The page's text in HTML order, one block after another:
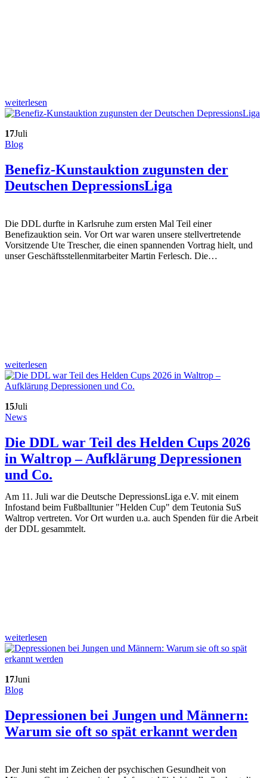
weiterlesen
17Juli
Blog
Benefiz-Kunstauktion zugunsten der
Deutschen DepressionsLiga
Die DDL durfte in Karlsruhe zum ersten Mal Teil einer
Benefizauktion sein. Vor Ort war waren unsere stellvertretende
Vorsitzende Ute Trescher, die einen spannenden Vortrag hielt, und
unser Geschäftsstellenmitarbeiter Martin Ferlesch. Die…
weiterlesen
15Juli
News
Die DDL war Teil des Helden Cups 2026
in Waltrop – Aufklärung Depressionen
und Co.
Am 11. Juli war die Deutsche DepressionsLiga e.V. mit einem
Infostand beim Fußballtunier "Helden Cup" dem Teutonia SuS
Waltrop vertreten. Vor Ort wurden u.a. auch Spenden für die Arbeit
der DDL gesammtelt.
weiterlesen
17Juni
Blog
Depressionen bei Jungen und Männern:
Warum sie oft so spät erkannt werden
Der Juni steht im Zeichen der psychischen Gesundheit von